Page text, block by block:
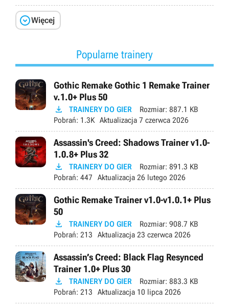
Więcej
Popularne trainery
Gothic Remake Gothic 1 Remake Trainer
v.1.0+ Plus 50
 TRAINERY DO GIER Rozmiar: 887.1 KB
Pobrań: 1.3K Aktualizacja 7 czerwca 2026
Assassin's Creed: Shadows Trainer v1.0-
1.0.8+ Plus 32
 TRAINERY DO GIER Rozmiar: 891.3 KB
Pobrań: 447 Aktualizacja 26 lutego 2026
Gothic Remake Trainer v1.0-v1.0.1+ Plus
50
 TRAINERY DO GIER Rozmiar: 908.7 KB
Pobrań: 213 Aktualizacja 23 czerwca 2026
Assassin’s Creed: Black Flag Resynced
Trainer 1.0+ Plus 30
 TRAINERY DO GIER Rozmiar: 883.3 KB
Pobrań: 213 Aktualizacja 10 lipca 2026